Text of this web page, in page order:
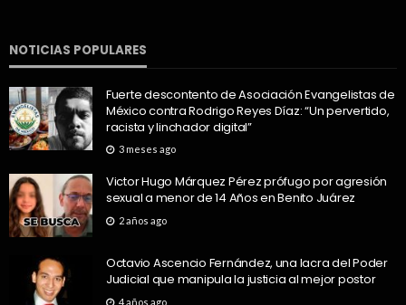
NOTICIAS POPULARES
Fuerte descontento de Asociación Evangelistas de
México contra Rodrigo Reyes Díaz: “Un pervertido,
racista y linchador digital”
3 meses ago
Victor Hugo Márquez Pérez prófugo por agresión
sexual a menor de 14 Años en Benito Juárez
2 años ago
Octavio Ascencio Fernández, una lacra del Poder
Judicial que manipula la justicia al mejor postor
4 años ago